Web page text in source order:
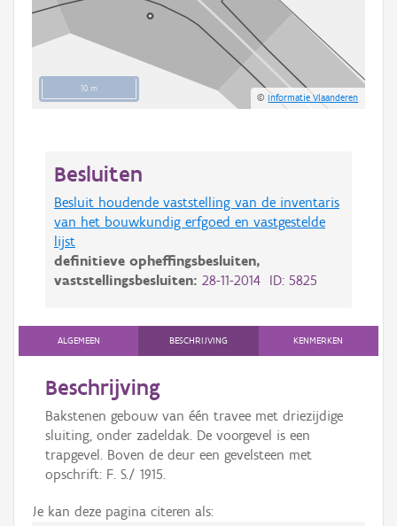
10 m
©Informatie Vlaanderen
Besluiten
Besluit houdende vaststelling van de inventaris
van het bouwkundig erfgoed en vastgestelde
lijst
definitieve opheffingsbesluiten,
vaststellingsbesluiten: 28-11-2014 ID: 5825
ALGEMEEN BESCHRIJVING KENMERKEN
Beschrijving
Bakstenen gebouw van één travee met driezijdige
sluiting, onder zadeldak. De voorgevel is een
trapgevel. Boven de deur een gevelsteen met
opschrift: F. S./ 1915.
Je kan deze pagina citeren als: